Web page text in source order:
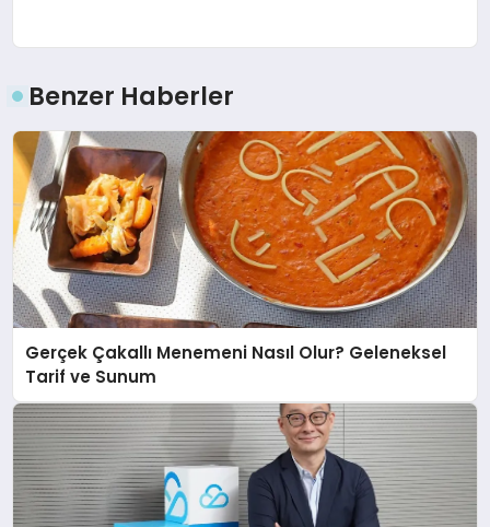
Benzer Haberler
Gerçek Çakallı Menemeni Nasıl Olur? Geleneksel
Tarif ve Sunum